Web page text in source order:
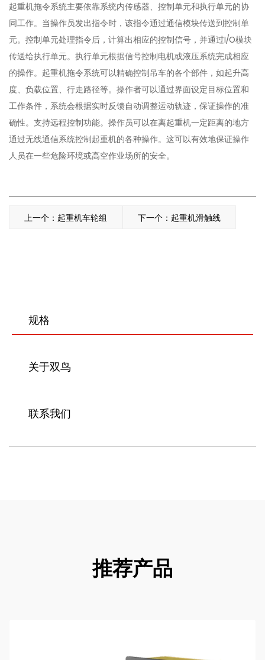
起重机拖令系统主要依靠系统内传感器、控制单元和执行单元的协
同工作。当操作员发出指令时，该指令通过通信模块传送到控制单
元。控制单元处理指令后，计算出相应的控制信号，并通过I/O模块
传送给执行单元。执行单元根据信号控制电机或液压系统完成相应
的操作。起重机拖令系统可以精确控制吊车的各个部件，如起升高
度、负载位置、行走路径等。操作者可以通过界面设定目标位置和
工作条件，系统会根据实时反馈自动调整运动轨迹，保证操作的准
确性。支持远程控制功能。操作员可以在离起重机一定距离的地方
通过无线通信系统控制起重机的各种操作。这可以有效地保证操作
人员在一些危险环境或高空作业场所的安全。
上一个：起重机车轮组 下一个：起重机滑触线
规格
关于双鸟
联系我们
推荐产品